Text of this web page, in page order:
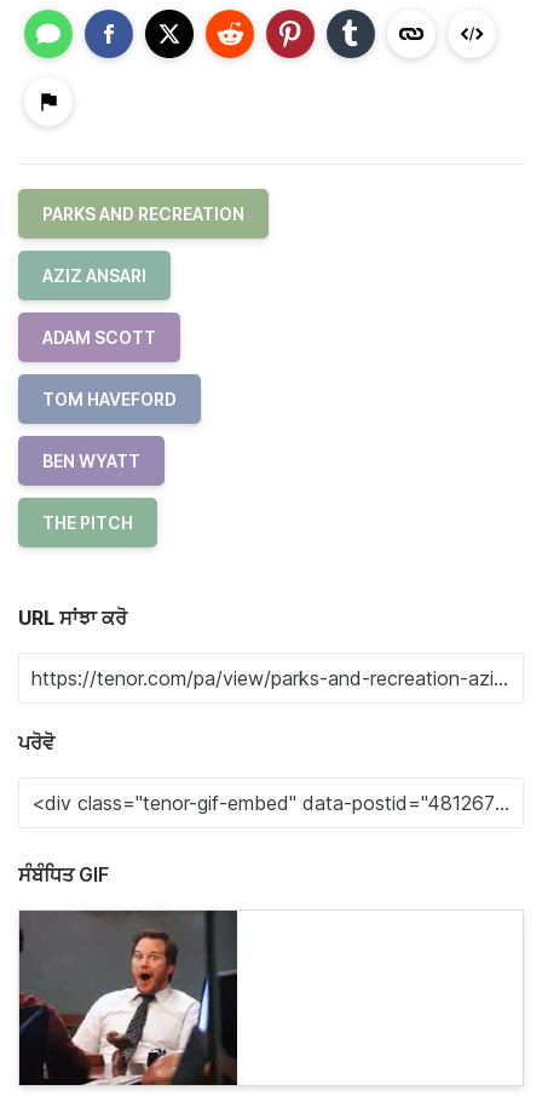
PARKS AND RECREATION
AZIZ ANSARI
ADAM SCOTT
TOM HAVEFORD
BEN WYATT
THE PITCH
URL ਸਾਂਝਾ ਕਰੋ
ਪਰੋਵੋ
ਸੰਬੰਧਿਤ GIF